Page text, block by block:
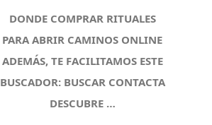
DONDE COMPRAR RITUALES
PARA ABRIR CAMINOS ONLINE
ADEMÁS, TE FACILITAMOS ESTE
BUSCADOR: BUSCAR CONTACTA
DESCUBRE …